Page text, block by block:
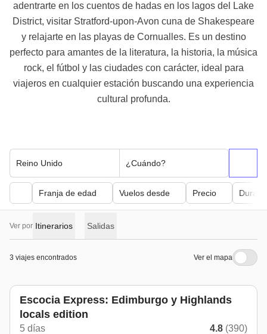
adentrarte en los cuentos de hadas en los lagos del Lake
District, visitar Stratford-upon-Avon cuna de Shakespeare
y relajarte en las playas de Cornualles. Es un destino
perfecto para amantes de la literatura, la historia, la música
rock, el fútbol y las ciudades con carácter, ideal para
viajeros en cualquier estación buscando una experiencia
cultural profunda.
Reino Unido ¿Cuándo?
Franja de edad Vuelos desde Precio
Ver por Itinerarios Salidas
3 viajes encontrados Ver el mapa
Escocia Express: Edimburgo y Highlands
locals edition
5 días 4.8 (390)